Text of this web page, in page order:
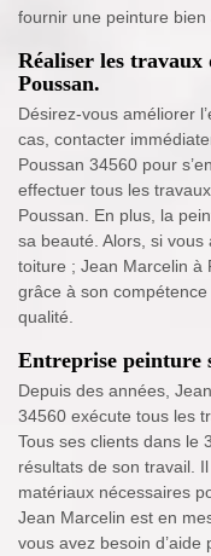
fournir une peinture bien
Réaliser les
Poussan.
Désirez-vous améliorer
cas, contacter
Poussan 34560 pour
effectuer tous les
Poussan. En plus, la
sa beauté. Alors, si
toiture ; Jean Marcelin à
grâce à son
qualité.
Entreprise peinture
Depuis des années,
34560 exécute tous les
Tous ses clients dans le
résultats de son travail.
matériaux nécessaires
Jean Marcelin est en
vous avez besoin